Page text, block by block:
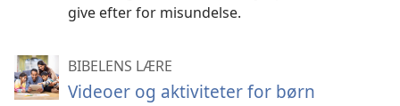
give efter for misundelse.
BIBELENS LÆRE
Videoer og aktiviteter for børn